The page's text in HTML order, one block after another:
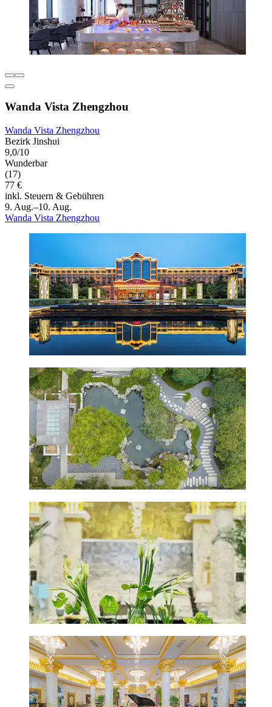
Wanda Vista Zhengzhou
Wanda Vista Zhengzhou
Bezirk Jinshui
9,0/10
Wunderbar
(17)
77 €
inkl. Steuern & Gebühren
9. Aug.–10. Aug.
Wanda Vista Zhengzhou